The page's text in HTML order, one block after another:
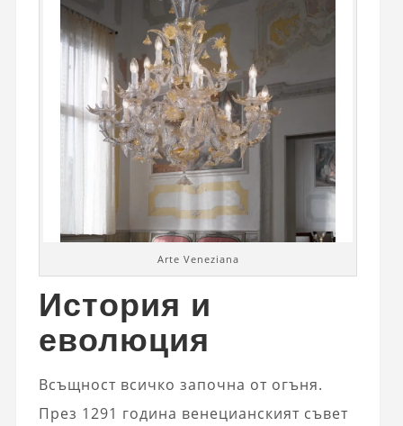
Arte Veneziana
История и
еволюция
Всъщност всичко започна от огъня.
През 1291 година венецианският съвет